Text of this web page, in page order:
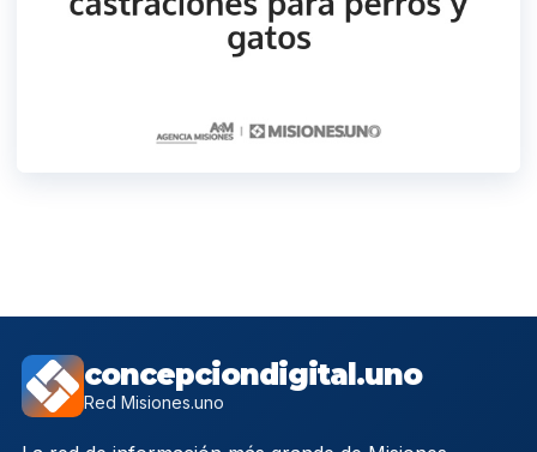
concepciondigital.uno
Red Misiones.uno